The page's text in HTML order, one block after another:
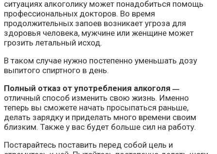
ситуациях алкоголику может понадобиться помощь
профессиональных докторов. Во время
продолжительных запоев возникает угроза для
здоровья человека, мужчине или женщине может
грозить летальный исход.
В таком случае нужно постепенно уменьшать дозу
выпитого спиртного в день.
Полный отказ от употребления алкоголя —
отличный способ изменить свою жизнь. Именно
теперь вы сможете начать просыпаться раньше,
делать зарядку и приделать много времени своим
близким. Также у вас будет больше сил на работу.
Постарайтесь поставить перед собой цель и